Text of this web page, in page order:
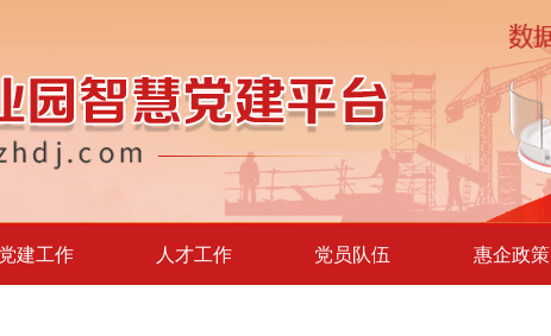
党建工作 人才工作 党员队伍 惠企政策